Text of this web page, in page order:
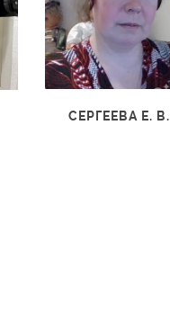
СЕРГЕЕВА Е. В.